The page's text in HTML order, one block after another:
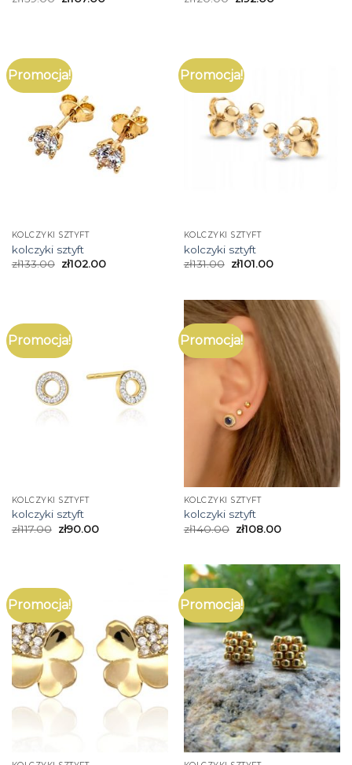
Promocja!
KOLCZYKI SZTYFT
kolczyki sztyft
zł133.00 zł102.00
Promocja!
KOLCZYKI SZTYFT
kolczyki sztyft
zł131.00 zł101.00
Promocja!
KOLCZYKI SZTYFT
kolczyki sztyft
zł117.00 zł90.00
Promocja!
KOLCZYKI SZTYFT
kolczyki sztyft
zł140.00 zł108.00
Promocja! Promocja!